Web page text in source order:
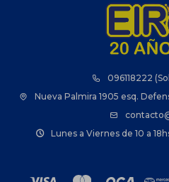
096118222
Nueva Palmira 1905 esq.
Lunes a Viernes de 10 a